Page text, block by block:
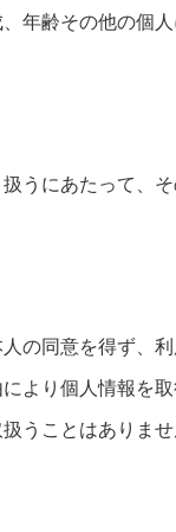
年齢その他の個
うにあたって、
の同意を得ず、
より個人情報を
うことはありま